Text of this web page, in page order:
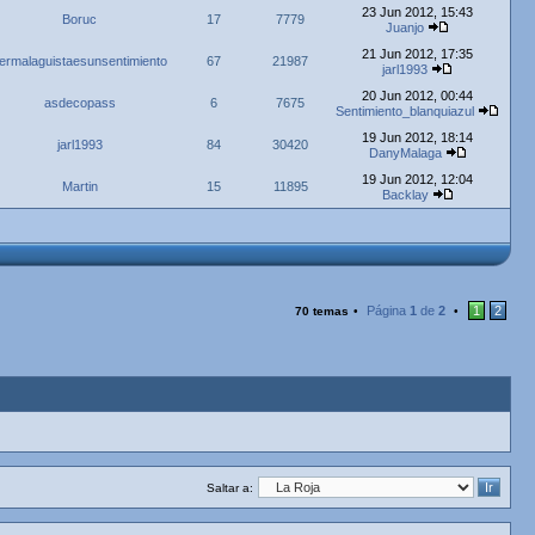
Boruc 17 7779
23 Jun 2012, 15:43
Juanjo
67 21987
21 Jun 2012, 17:35
jarl1993
asdecopass 6 7675
20 Jun 2012, 00:44
Sentimiento_blanquiazul
jarl1993 84 30420
19 Jun 2012, 18:14
DanyMalaga
Martin 15 11895
19 Jun 2012, 12:04
Backlay
70 temas • Página 1 de 2 • 1 2
Saltar a: